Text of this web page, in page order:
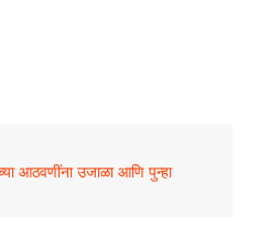
आठवणींना उजाळा आणि पुन्हा